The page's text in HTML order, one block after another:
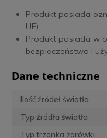
Produkt posiada
UE).
Produkt posiada w
bezpieczeństwa i
Dane techniczne
Ilość źródeł światła
Typ źródła światła
Typ trzonka żarówki